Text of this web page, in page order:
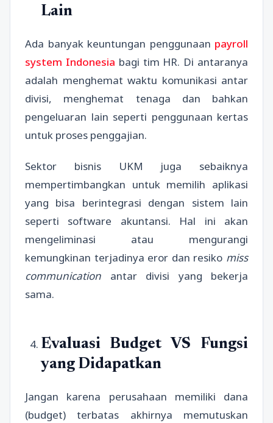
Lain
Ada banyak keuntungan penggunaan payroll
system Indonesia bagi tim HR. Di antaranya
adalah menghemat waktu komunikasi antar
divisi, menghemat tenaga dan bahkan
pengeluaran lain seperti penggunaan kertas
untuk proses penggajian.
Sektor bisnis UKM juga sebaiknya
mempertimbangkan untuk memilih aplikasi
yang bisa berintegrasi dengan sistem lain
seperti software akuntansi. Hal ini akan
mengeliminasi atau mengurangi
kemungkinan terjadinya eror dan resiko miss
communication antar divisi yang bekerja
sama.
Evaluasi Budget VS Fungsi
yang Didapatkan
Jangan karena perusahaan memiliki dana
(budget) terbatas akhirnya memutuskan